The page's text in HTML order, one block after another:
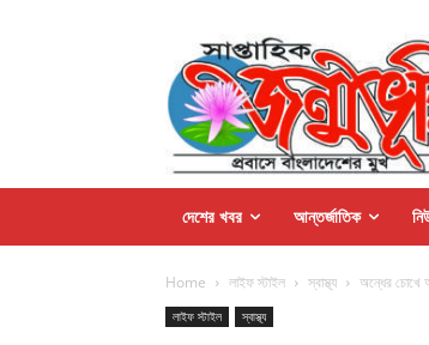
দেশের খবর আন্তর্জাতিক
Home লাইফ স্টাইল স্বাস্থ্য অন্ধের চোখে
লাইফ স্টাইল স্বাস্থ্য